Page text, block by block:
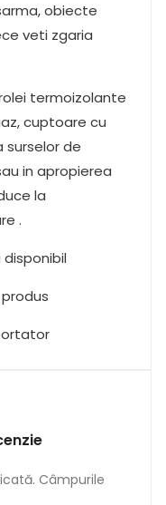
obiecte
veti zgaria
termoizolante
cuptoare cu
surselor de
in apropierea
la
.
Câmpurile